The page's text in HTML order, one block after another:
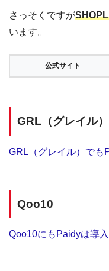
さっそくですが
います。
公式サイト
GRL（グレイル）
GRL（グレイル）でも
Qoo10
Qoo10にもPaidyは導